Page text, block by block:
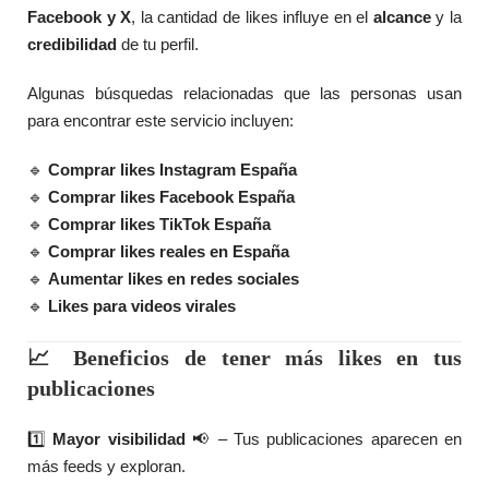
Facebook y X, la cantidad de likes influye en el alcancey la
credibilidad de tu perfil.
Algunas búsquedas relacionadas que las personas usan
para encontrar este servicio incluyen:
🔹 Comprar likes Instagram España
🔹 Comprar likes Facebook España
🔹 Comprar likes TikTok España
🔹 Comprar likes reales en España
🔹 Aumentar likes en redes sociales
🔹 Likes para videos virales
📈 Beneficios de tener más likes en tus
publicaciones
1️⃣ Mayor visibilidad📢 – Tus publicaciones aparecen en
más feeds y exploran.